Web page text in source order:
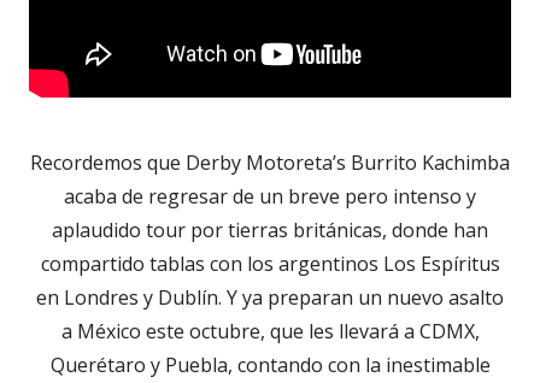
Recordemos que Derby Motoreta’s Burrito Kachimba
acaba de regresar de un breve pero intenso y
aplaudido tour por tierras británicas, donde han
compartido tablas con los argentinos Los Espíritus
en Londres y Dublín. Y ya preparan un nuevo asalto
a México este octubre, que les llevará a CDMX,
Querétaro y Puebla, contando con la inestimable